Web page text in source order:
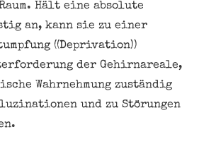
Hält eine absolute
an, kann sie zu einer
((Deprivation))
der Gehirnareale,
Wahrnehmung zuständig
und zu Störungen